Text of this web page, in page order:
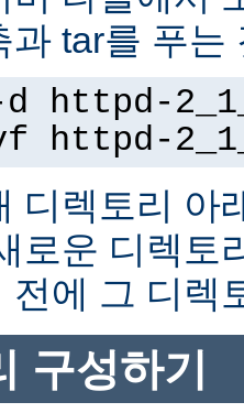
과 tar를 푸는
httpd-
httpd-
디렉토리 아
로운 디렉토
전에 그 디렉
구성하기